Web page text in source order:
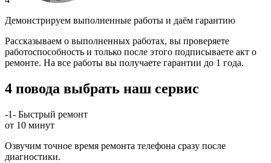
Демонстрируем выполненные работы и даём гарантию
Рассказываем о выполненных работах, вы проверяете
работоспособность и только после этого подписываете акт о
ремонте. На все работы вы получаете гарантии до 1 года.
4 повода выбрать наш сервис
-1- Быстрый ремонт
от 10 минут
Озвучим точное время ремонта телефона сразу после
диагностики.